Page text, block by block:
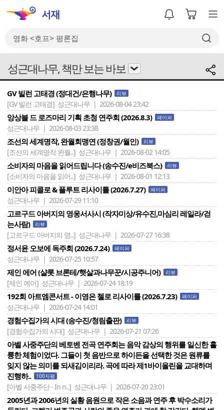
성근대나무, 책만 보는 바보
GV 빌런 고태경 (정대건/은행나무) 리뷰
[GV 빌런 고태경] 성근대나무 | 2026-08-04 23:42
앙상블 드 로즈마리 기획 초청 연주회 (2026.8.3) 페이퍼
성근대나무 | 2026-08-03 23:38
조선의 세계명작, 완월회맹연 (정창권/월인) 리뷰
[조선의 세계명작 완월..] 성근대나무 | 2026-08-02 14:05
소비자의 마음을 읽어드립니다 (송수진/e비즈북스) 리뷰
[소비자의 마음을 읽어..] 성근대나무 | 2026-08-01 12:13
이안아 피콜로 & 플루트 리사이틀 (2026.7.27) 페이퍼
성근대나무 | 2026-07-29 11:10
고르구드 아버지의 영웅서사시 (작자미상/유수진,마심리 레일라/걷
는사람)
리뷰
[고르구드 아버지의 영..] 성근대나무 | 2026-07-27 16:38
정서윤 오보에 독주회 (2026.7.24) 페이퍼
성근대나무 | 2026-07-25 10:57
제인 에어 (샬롯 브론테/햇살과나무꾼/시공주니어) 리뷰
[제인 에어] 성근대나무 | 2026-07-24 18:19
192회 아트엠콘서트 - 이영은 첼로 리사이틀 (2026.7.23) 페이퍼
성근대나무 | 2026-07-24 14:01
경험수집가의 시대 (송수진/청림출판) 리뷰
[경험수집가의 시대] 성근대나무 | 2026-07-21 07:26
아벨 사중주단의 베토벤 전곡 연주회는 음악 감상의 행위를 일신한 훌
륭한 체험이었다. 그들이 첫 음반으로 하이든을 선택한 것은 원류를
잊지 않는 의미를 되새김이리라. 곡에 따라 제1바이올린을 교대하며
진행하..
100자평
[아벨 사중주단 - In n..] 성근대나무 | 2026-07-20 23:01
2005년과 2006년의 실황 음원으로 작은 소음과 연주 후 박수소리가